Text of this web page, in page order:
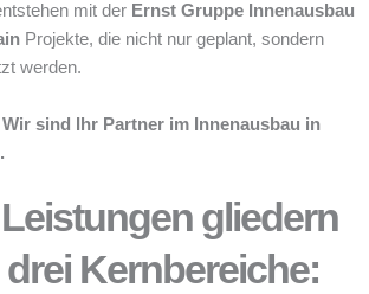
mit der Ernst Gruppe Innenausbau
Projekte, die nicht nur geplant, sondern
werden.
sind Ihr Partner im Innenausbau in
gliedern
Kernbereiche: